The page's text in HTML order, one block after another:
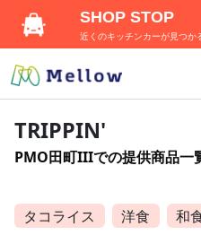
TRIPPIN'
PMO田町IIIでの提供商品一
タコライス 洋食 和
SHOP STOP
近くのキッチンカーが見つか